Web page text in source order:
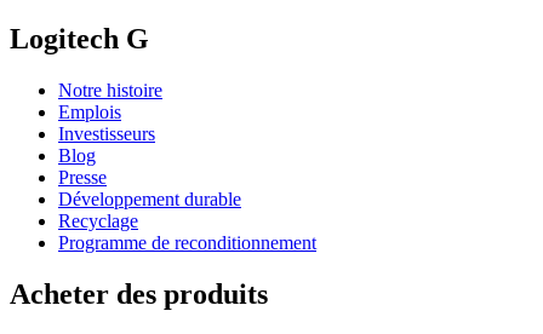
Logitech G
Notre histoire
Emplois
Investisseurs
Blog
Presse
Développement durable
Recyclage
Programme de reconditionnement
Acheter des produits